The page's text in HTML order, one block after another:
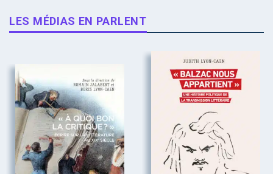
LES MÉDIAS EN PARLENT